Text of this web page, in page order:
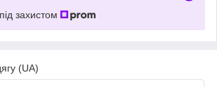
захистом
(UA)